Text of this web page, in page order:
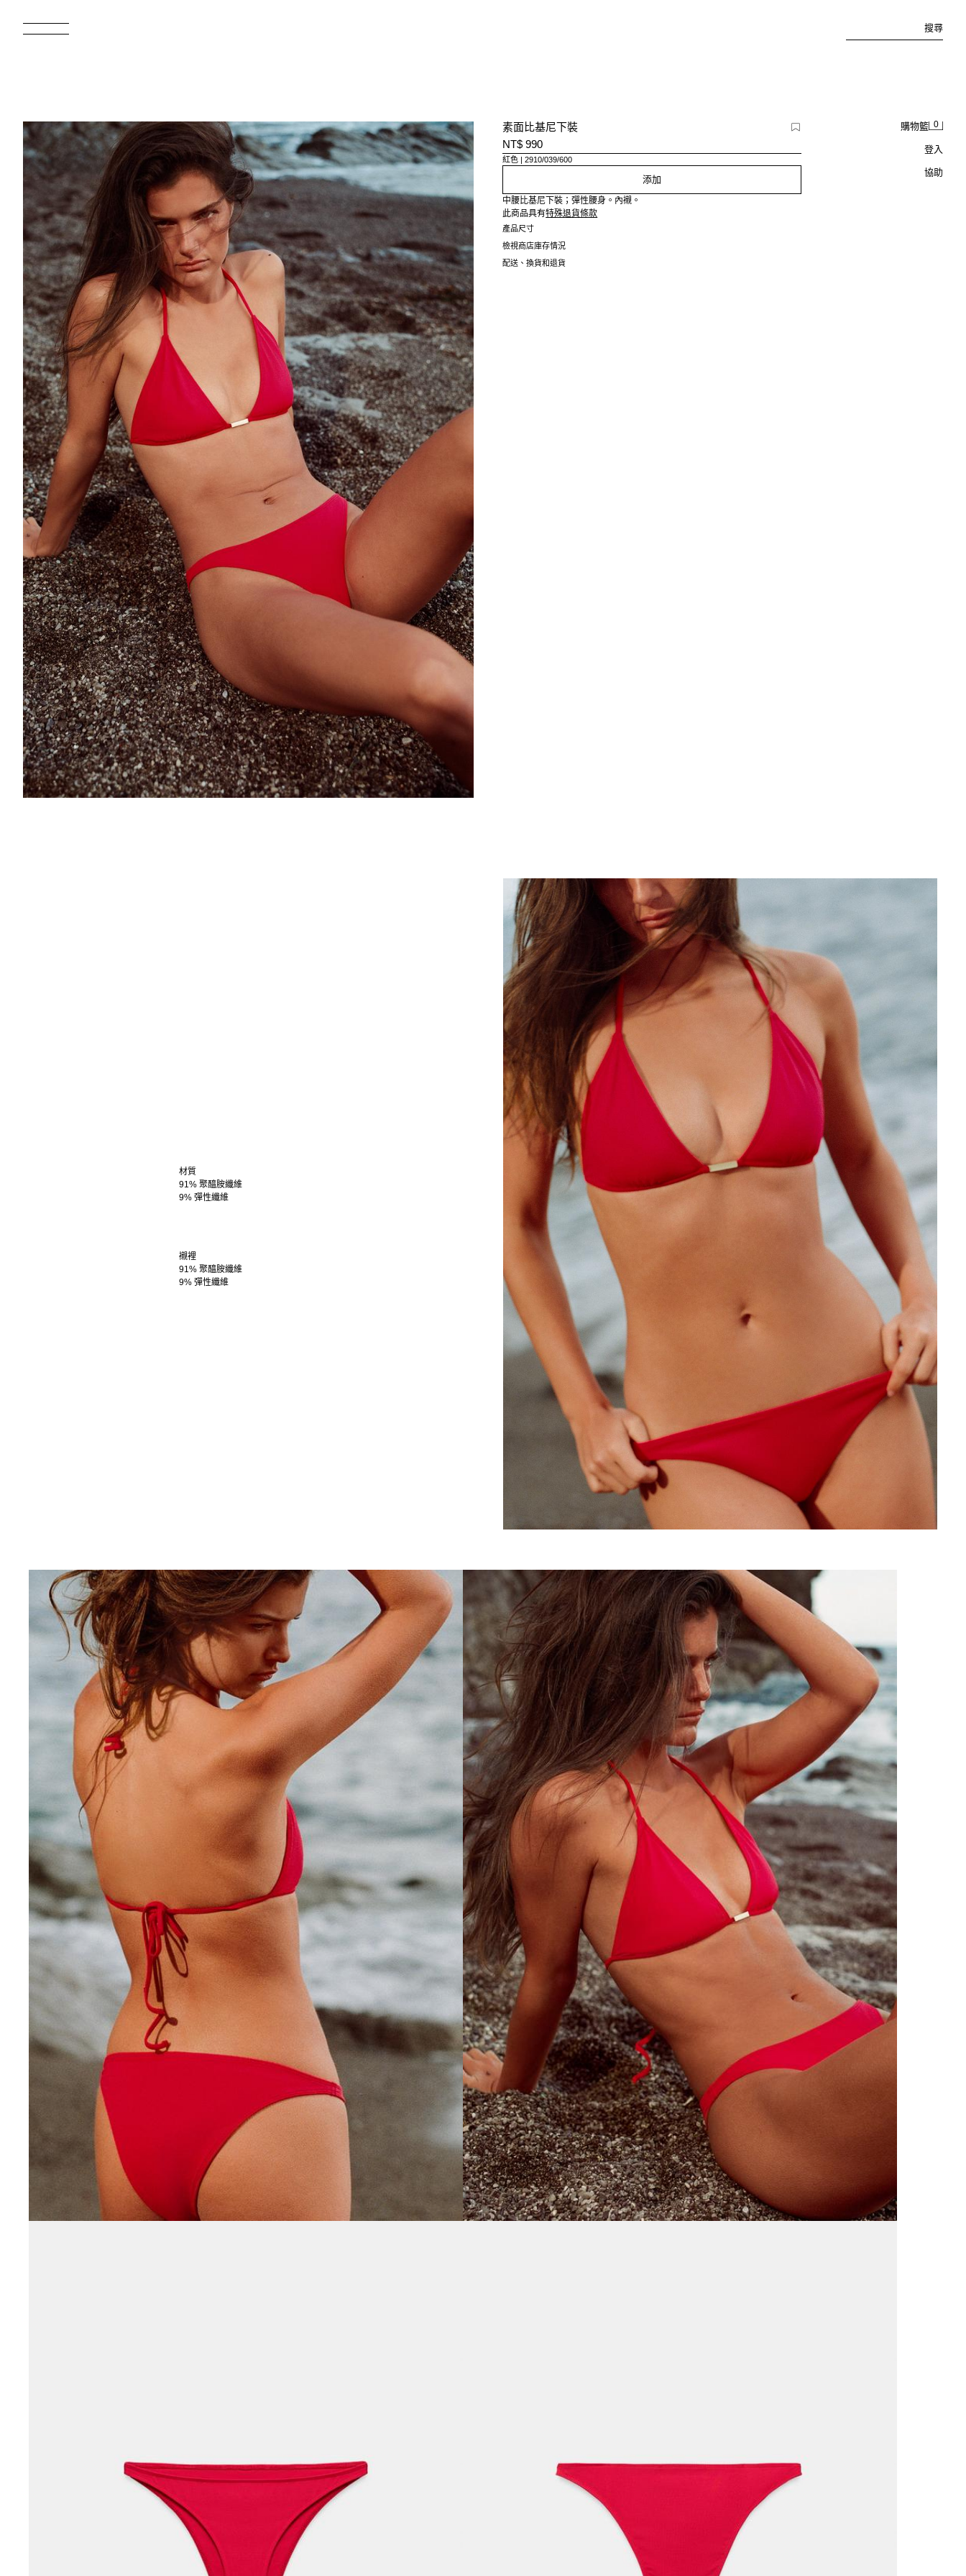
搜尋
購物籃 0
登入
協助
素面比基尼下裝
NT$ 990
紅色 2910/039/600
添加
中腰比基尼下裝；彈性腰身。內襯。
此商品具有特殊退貨條款
產品尺寸
檢視商店庫存情況
配送、換貨和退貨
材質
91% 聚醯胺纖維
9% 彈性纖維
襯裡
91% 聚醯胺纖維
9% 彈性纖維